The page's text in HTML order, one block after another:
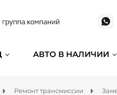
АВТО В НАЛИЧИИ
Ремонт трансмиссии